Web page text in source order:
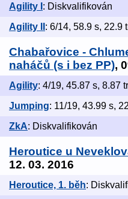
Agility I : Diskvalifikován
Agility II : 6/14, 58.9 s, 22.9
Chabařovice -
naháčů (s i bez PP),
Agility: 4/19, 45.87 s, 8.87
Jumping: 11/19, 43.99 s,
ZkA: Diskvalifikován
Heroutice u
12. 03. 2016
Heroutice, 1. běh: